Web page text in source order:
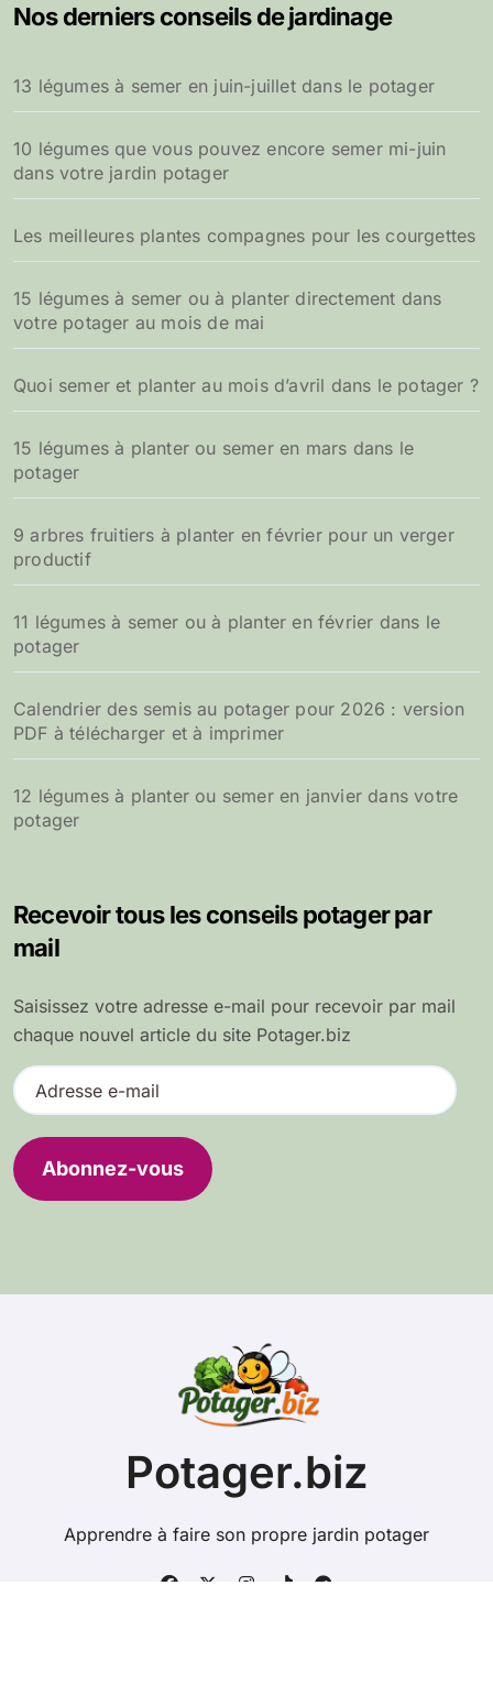
Nos derniers conseils de jardinage
13 légumes à semer en juin-juillet dans le potager
10 légumes que vous pouvez encore semer mi-juin
dans votre jardin potager
Les meilleures plantes compagnes pour les courgettes
15 légumes à semer ou à planter directement dans
votre potager au mois de mai
Quoi semer et planter au mois d’avril dans le potager ?
15 légumes à planter ou semer en mars dans le
potager
9 arbres fruitiers à planter en février pour un verger
productif
11 légumes à semer ou à planter en février dans le
potager
Calendrier des semis au potager pour 2026 : version
PDF à télécharger et à imprimer
12 légumes à planter ou semer en janvier dans votre
potager
Recevoir tous les conseils potager par
mail
Saisissez votre adresse e-mail pour recevoir par mail
chaque nouvel article du site Potager.biz
A
d
e
s
Abonnez-vous
Potager.biz
Apprendre à faire son propre jardin potager